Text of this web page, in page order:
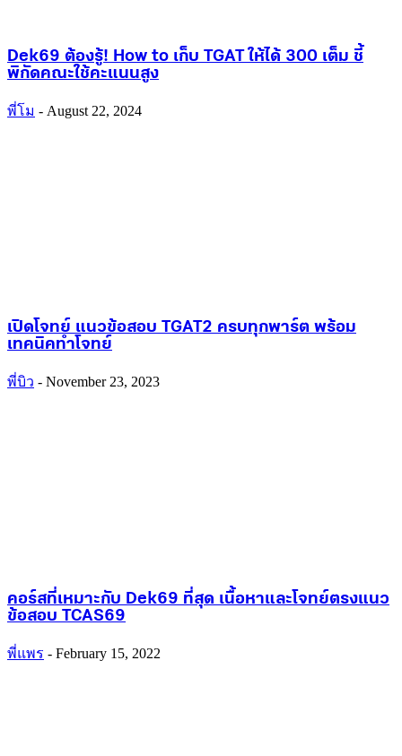
Dek69 ต้องรู้! How to เก็บ TGAT ให้ได้ 300 เต็ม ชี้
พิกัดคณะใช้คะแนนสูง
พี่โม - August 22, 2024
เปิดโจทย์ แนวข้อสอบ TGAT2 ครบทุกพาร์ต พร้อม
เทคนิคทำโจทย์
พี่บิว - November 23, 2023
คอร์สที่เหมาะกับ Dek69 ที่สุด เนื้อหาและโจทย์ตรงแนว
ข้อสอบ TCAS69
พี่แพร - February 15, 2022